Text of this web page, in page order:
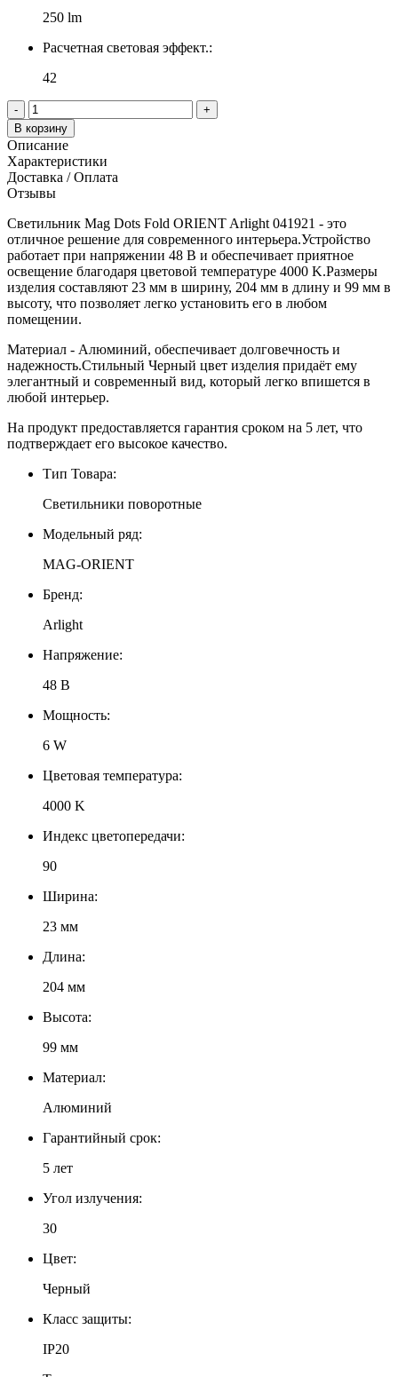
250 lm
Расчетная световая эффект.:
42
-
+
В корзину
Описание
Характеристики
Доставка / Оплата
Отзывы
Светильник Mag Dots Fold ORIENT Arlight 041921 - это
отличное решение для современного интерьера.Устройство
работает при напряжении 48 В и обеспечивает приятное
освещение благодаря цветовой температуре 4000 K.Размеры
изделия составляют 23 мм в ширину, 204 мм в длину и 99 мм в
высоту, что позволяет легко установить его в любом
помещении.
Материал - Алюминий, обеспечивает долговечность и
надежность.Стильный Черный цвет изделия придаёт ему
элегантный и современный вид, который легко впишется в
любой интерьер.
На продукт предоставляется гарантия сроком на 5 лет, что
подтверждает его высокое качество.
Тип Товара:
Светильники поворотные
Модельный ряд:
MAG-ORIENT
Бренд:
Arlight
Напряжение:
48 В
Мощность:
6 W
Цветовая температура:
4000 K
Индекс цветопередачи:
90
Ширина:
23 мм
Длина:
204 мм
Высота:
99 мм
Материал:
Алюминий
Гарантийный срок:
5 лет
Угол излучения:
30
Цвет:
Черный
Класс защиты:
IP20